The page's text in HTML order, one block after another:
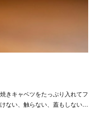
きキャベツをたっぷり入れてフ
ない、触らない、蓋もしない…